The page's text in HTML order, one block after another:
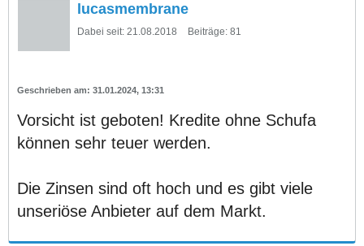
lucasmembrane
Dabei seit: 21.08.2018 Beiträge: 81
31.01.2024, 13:31
Vorsicht ist geboten! Kredite ohne Schufa
können sehr teuer werden.
Die Zinsen sind oft hoch und es gibt viele
unseriöse Anbieter auf dem Markt.